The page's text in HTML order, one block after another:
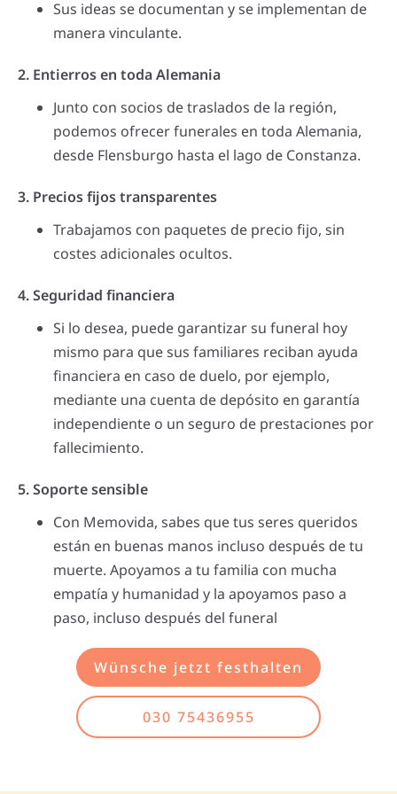
Sus ideas se documentan y se implementan de
manera vinculante.
2. Entierros en toda Alemania
Junto con socios de traslados de la región,
podemos ofrecer funerales en toda Alemania,
desde Flensburgo hasta el lago de Constanza.
3. Precios fijos transparentes
Trabajamos con paquetes de precio fijo, sin
costes adicionales ocultos.
4. Seguridad financiera
Si lo desea, puede garantizar su funeral hoy
mismo para que sus familiares reciban ayuda
financiera en caso de duelo, por ejemplo,
mediante una cuenta de depósito en garantía
independiente o un seguro de prestaciones por
fallecimiento.
5. Soporte sensible
Con Memovida, sabes que tus seres queridos
están en buenas manos incluso después de tu
muerte. Apoyamos a tu familia con mucha
empatía y humanidad y la apoyamos paso a
paso, incluso después del funeral
Wünsche jetzt festhalten
030 75436955